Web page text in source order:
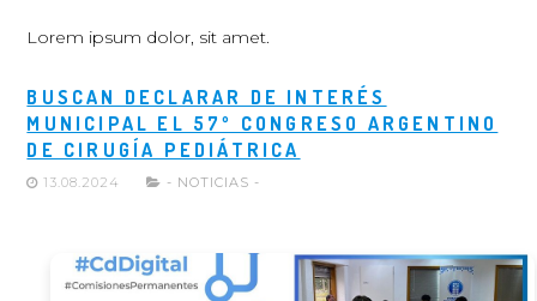
Lorem ipsum dolor, sit amet.
BUSCAN DECLARAR DE INTERÉS
MUNICIPAL EL 57º CONGRESO ARGENTINO
DE CIRUGÍA PEDIÁTRICA
13.08.2024 - NOTICIAS -